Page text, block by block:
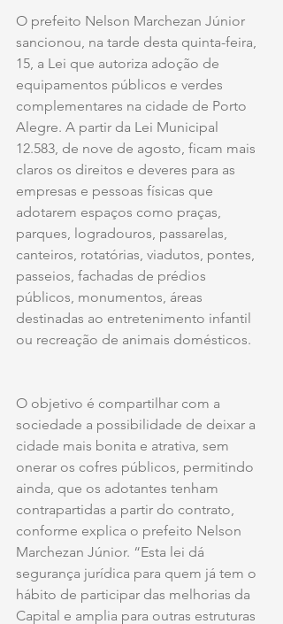
O prefeito Nelson Marchezan Júnior
sancionou, na tarde desta quinta-feira,
15, a Lei que autoriza adoção de
equipamentos públicos e verdes
complementares na cidade de Porto
Alegre. A partir da Lei Municipal
12.583, de nove de agosto, ficam mais
claros os direitos e deveres para as
empresas e pessoas físicas que
adotarem espaços como praças,
parques, logradouros, passarelas,
canteiros, rotatórias, viadutos, pontes,
passeios, fachadas de prédios
públicos, monumentos, áreas
destinadas ao entretenimento infantil
ou recreação de animais domésticos.
O objetivo é compartilhar com a
sociedade a possibilidade de deixar a
cidade mais bonita e atrativa, sem
onerar os cofres públicos, permitindo
ainda, que os adotantes tenham
contrapartidas a partir do contrato,
conforme explica o prefeito Nelson
Marchezan Júnior. “Esta lei dá
segurança jurídica para quem já tem o
hábito de participar das melhorias da
Capital e amplia para outras estruturas